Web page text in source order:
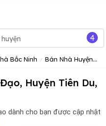
Bắc Ninh Bán Nhà Huyện Tiên Du
Huyện Tiên Du,
dành cho bạn được cập nhật
4